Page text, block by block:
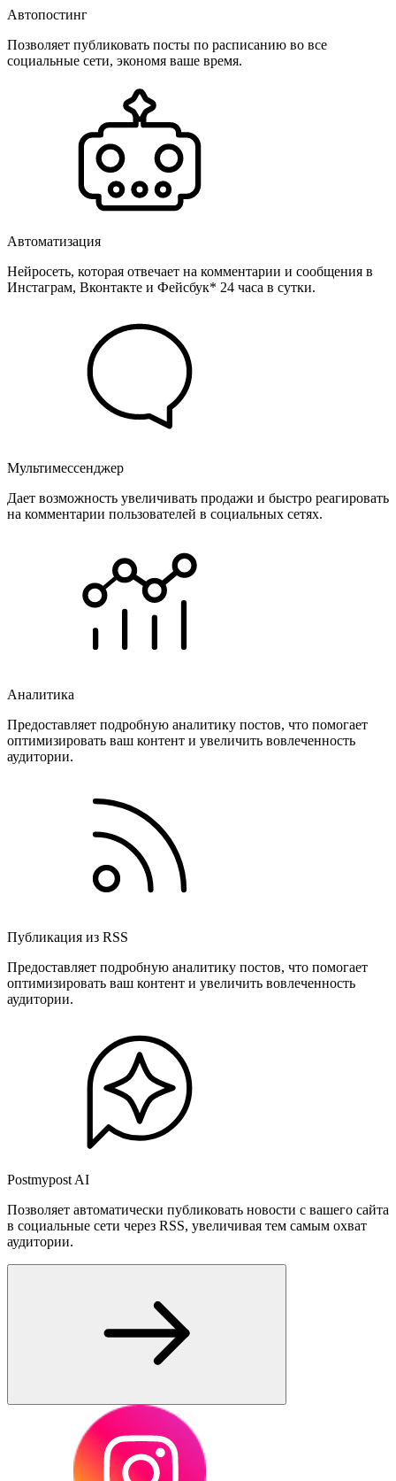
Автопостинг
Позволяет публиковать посты по расписанию во все
социальные сети, экономя ваше время.
Автоматизация
Нейросеть, которая отвечает на комментарии и сообщения в
Инстаграм, Вконтакте и Фейсбук* 24 часа в сутки.
Мультимессенджер
Дает возможность увеличивать продажи и быстро реагировать
на комментарии пользователей в социальных сетях.
Аналитика
Предоставляет подробную аналитику постов, что помогает
оптимизировать ваш контент и увеличить вовлеченность
аудитории.
Публикация из RSS
Предоставляет подробную аналитику постов, что помогает
оптимизировать ваш контент и увеличить вовлеченность
аудитории.
Postmypost AI
Позволяет автоматически публиковать новости с вашего сайта
в социальные сети через RSS, увеличивая тем самым охват
аудитории.